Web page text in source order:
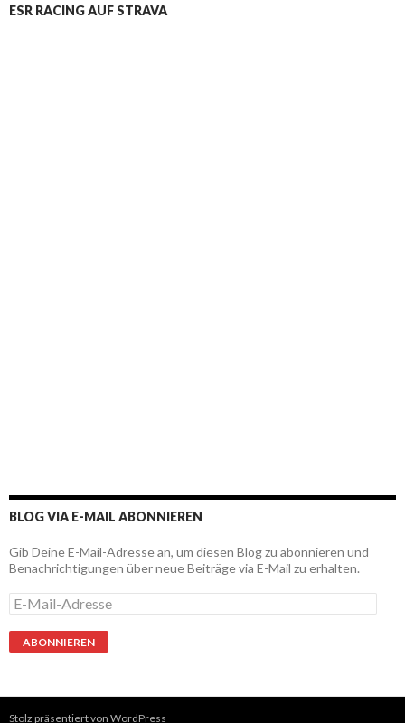
ESR RACING AUF STRAVA
BLOG VIA E-MAIL ABONNIEREN
Gib Deine E-Mail-Adresse an, um diesen Blog zu abonnieren und
Benachrichtigungen über neue Beiträge via E-Mail zu erhalten.
E
-
M
a
-
A
Stolz präsentiert von WordPress